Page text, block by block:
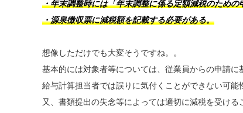
・年末調整時には「年末調整に係る定額減税のため
・源泉徴収票に減税額を記載する必要がある。
想像しただけでも大変そうですね。。
基本的には対象者等については、従業員からの申請に
給与計算担当者では誤りに気付くことができない可能
又、書類提出の失念等によっては適切に減税を受ける